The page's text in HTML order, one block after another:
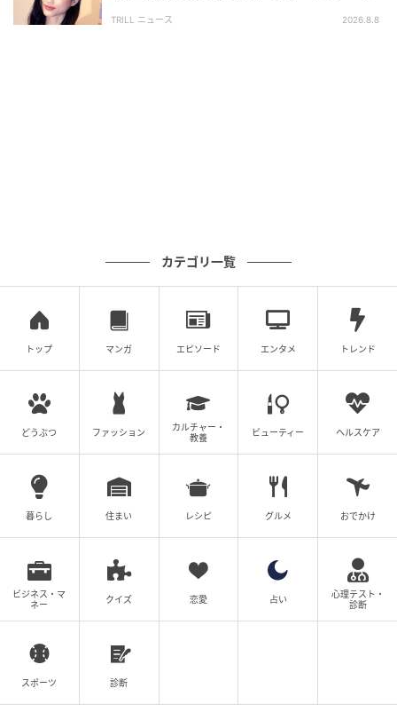
TRILL ニュース 2026.8.8
カテゴリ一覧
トップ マンガ エピソード エンタメ トレンド
どうぶつ ファッション
カルチャー・
教養
ビューティー ヘルスケア
暮らし 住まい レシピ グルメ おでかけ
ビジネス・マ
ネー
クイズ 恋愛 占い
心理テスト・
診断
スポーツ 診断